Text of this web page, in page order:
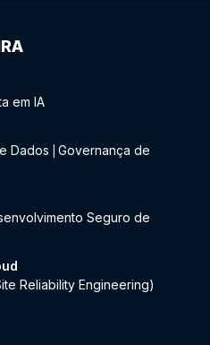
em IA
Dados
Governança de
Seguro de
Reliability Engineering)